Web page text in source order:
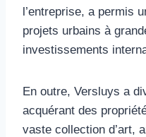
l’entreprise, a permis
projets urbains à
investissements
En outre, Versluys a
acquérant des
vaste collection d’art,